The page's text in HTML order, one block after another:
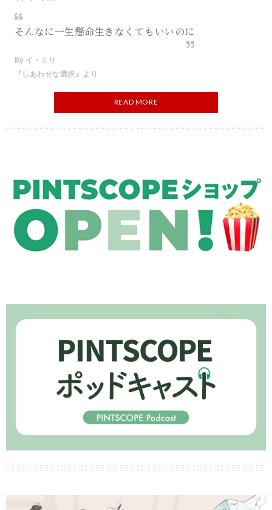
そんなに一生懸命生きなくてもいいのに
By イ・ミリ
『しあわせな選択』より
READ MORE